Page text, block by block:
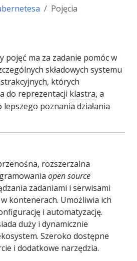
Pojęcia
pojęć ma za zadanie pomóc w
składowych systemu
których
do reprezentacji klastra, a
lepszego poznania działania
rozszerzalna
open source
zadaniami i serwisami
kontenerach. Umożliwia ich
i automatyzację.
duży i dynamicznie
Szeroko dostępne
i dodatkowe narzędzia.